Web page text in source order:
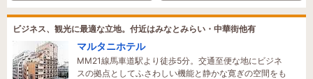
ビジネス、観光に最適な立地。付近はみなとみらい・中華街他有
マルタニホテル
MM21線馬車道駅より徒歩5分。交通至便な地にビジネ
スの拠点としてふさわしい機能と静かな寛ぎの空間をも